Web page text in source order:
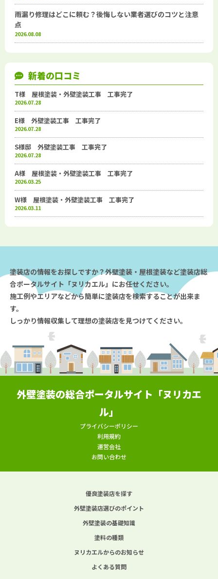
雨漏り修理はどこに頼む？後悔しない業者選びのコツと注意
点
2026.08.08
新着の口コミ
T様 屋根塗装・外壁塗装工事 工事完了
2026.07.28
E様 外壁塗装工事 工事完了
2026.07.28
S様邸 外壁塗装工事 工事完了
2026.07.28
A様 屋根塗装・外壁塗装工事 工事完了
2026.03.25
W様 屋根塗装・外壁塗装工事 工事完了
2026.03.11
塗装店の情報をお探しですか？外壁塗装・屋根塗装など塗装店総
合ポータルサイト「ヌリカエル」にお任せください。
施工例やエリアなどから簡単に塗装店を検索することが出来ま
す。
しっかり情報収集して理想の塗装店を見つけてください。
外壁塗装の総合ポータルサイト「ヌリカエ
ル」
プライバシーポリシー
利用規約
運営会社
お問い合わせ
優良塗装店を探す
外壁塗装店選びのポイント
外壁塗装の基礎知識
塗料の種類
ヌリカエルからのお知らせ
よくある質問